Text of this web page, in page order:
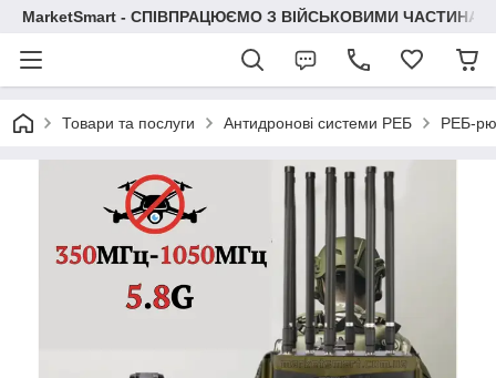
MarketSmart - СПІВПРАЦЮЄМО З ВІЙСЬКОВИМИ
Товари та послуги Антидронові системи РЕБ РЕБ-